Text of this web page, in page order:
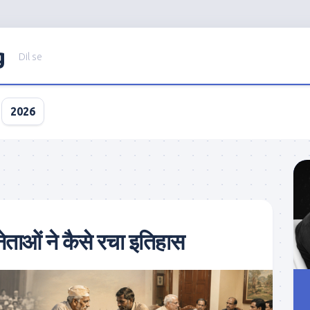
Dil se
2026
ने कैसे रचा इतिहास